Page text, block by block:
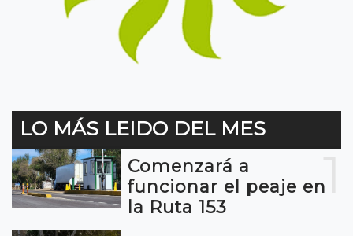
LO MÁS LEIDO DEL MES
1
Comenzará a
funcionar el peaje en
la Ruta 153